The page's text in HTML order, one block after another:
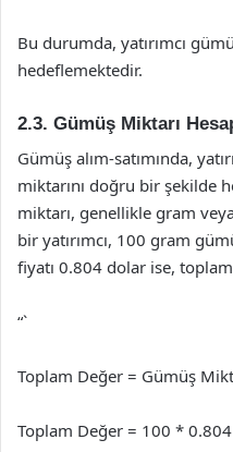
Bu durumda, yatırımcı
hedeflemektedir.
2.3. Gümüş Miktarı
Gümüş alım-satımında,
miktarını doğru bir şekilde
miktarı, genellikle gram
bir yatırımcı, 100 gram
fiyatı 0.804 dolar ise,
“`
Toplam Değer = Gümüş
Toplam Değer = 100 *